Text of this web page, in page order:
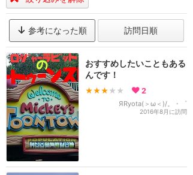
参考になった順 訪問日順
おすすめしたいこともある
んです！
★★★ ★★ 2
ЯRyota(＞ω＜)/。・゜
2016年8月に訪問